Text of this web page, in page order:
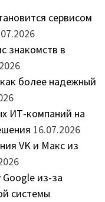
сервисом
знакомств в
более надежный
ИТ-компаний на
16.07.2026
VK и Макс из
из-за
системы